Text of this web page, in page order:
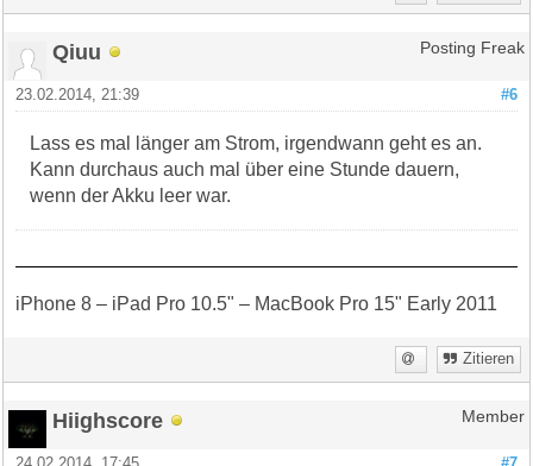
Qiuu Posting Freak
#6
23.02.2014, 21:39
Lass es mal länger am Strom, irgendwann geht es an.
Kann durchaus auch mal über eine Stunde dauern,
wenn der Akku leer war.
iPhone 8 – iPad Pro 10.5" – MacBook Pro 15" Early 2011
Zitieren
Hiighscore Member